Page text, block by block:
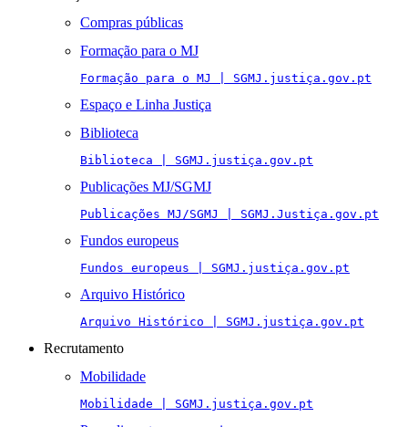
Compras públicas
Formação para o MJ
Formação para o MJ | SGMJ.justiça.gov.pt
Espaço e Linha Justiça
Biblioteca
Biblioteca | SGMJ.justiça.gov.pt
Publicações MJ/SGMJ
Publicações MJ/SGMJ | SGMJ.Justiça.gov.pt
Fundos europeus
Fundos europeus | SGMJ.justiça.gov.pt
Arquivo Histórico
Arquivo Histórico | SGMJ.justiça.gov.pt
Recrutamento
Mobilidade
Mobilidade | SGMJ.justiça.gov.pt